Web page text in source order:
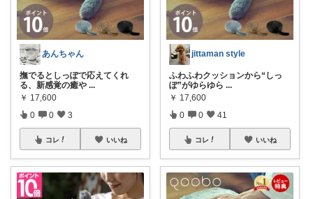
あんちゃん
撫でるとしっぽで応えてくれ
る、新感覚の癒や ...
￥ 17,600
0 0 3
コレ いいね
jittaman style
ふわふわクッションから“しっ
ぽ”がゆらゆら ...
￥ 17,600
0 0 41
コレ いいね